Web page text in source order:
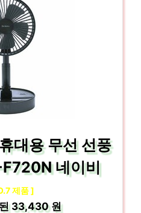
대용 무선 선풍
네이비
제품 ]
33,430 원